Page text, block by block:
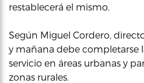
restablecerá el mismo.
Según Miguel Cordero,
y mañana debe completarse
servicio en áreas urbanas y
zonas rurales.